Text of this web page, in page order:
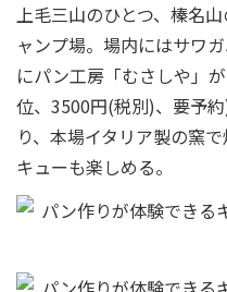
上毛三山のひとつ、榛名
ャンプ場。場内にはサワ
にパン工房「むさしや」
位、3500円(税別)、要予
り、本場イタリア製の窯
キューも楽しめる。